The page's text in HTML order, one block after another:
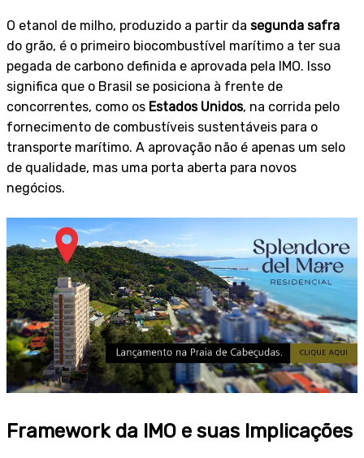
O etanol de milho, produzido a partir da segunda safra
do grão, é o primeiro biocombustível marítimo a ter sua
pegada de carbono definida e aprovada pela IMO. Isso
significa que o Brasil se posiciona à frente de
concorrentes, como os Estados Unidos, na corrida pelo
fornecimento de combustíveis sustentáveis para o
transporte marítimo. A aprovação não é apenas um selo
de qualidade, mas uma porta aberta para novos
negócios.
Framework da IMO e suas Implicações